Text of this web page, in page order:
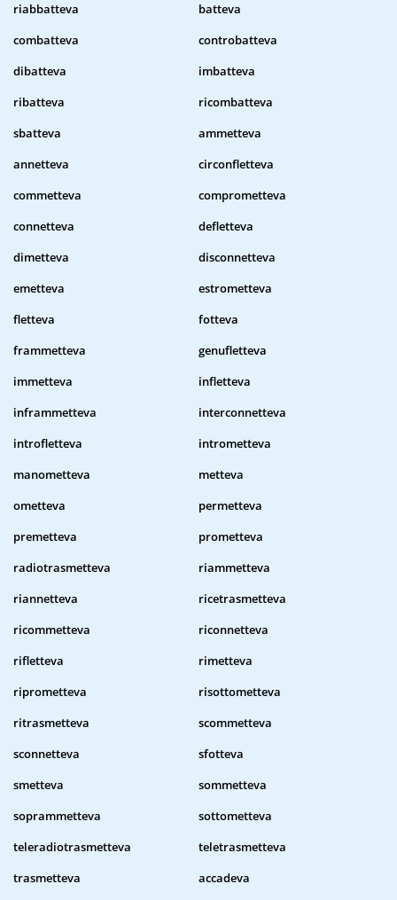
riabbatteva
batteva
combatteva
controbatteva
dibatteva
imbatteva
ribatteva
ricombatteva
sbatteva
ammetteva
annetteva
circonfletteva
commetteva
comprometteva
connetteva
defletteva
dimetteva
disconnetteva
emetteva
estrometteva
fletteva
fotteva
frammetteva
genufletteva
immetteva
infletteva
inframmetteva
interconnetteva
introfletteva
intrometteva
manometteva
metteva
ometteva
permetteva
premetteva
prometteva
radiotrasmetteva
riammetteva
riannetteva
ricetrasmetteva
ricommetteva
riconnetteva
rifletteva
rimetteva
riprometteva
risottometteva
ritrasmetteva
scommetteva
sconnetteva
sfotteva
smetteva
sommetteva
soprammetteva
sottometteva
teleradiotrasmetteva
teletrasmetteva
trasmetteva
accadeva